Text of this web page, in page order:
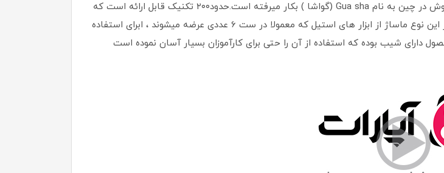
چینی اغلب از این تکنیک برای درمان ستون فقرات استفاده میکنند. این روش در چین به نام Gua sha (گواشا ) بکار میرفته است.حدود۲۰۰ تکنیک قابل ارائه است که
بخشی از آن عمیق و بخش دیگر آن خفیف و جزئی هستند.در حال حاضر در این نوع ماساژ از ابزار های استیل که معمولا در ست 6 عددی عرضه میشوند ، ابرای استفاده
شیب بوده که استفاده از آن را حتی برای کارآموزان بسیار آسان نموده است